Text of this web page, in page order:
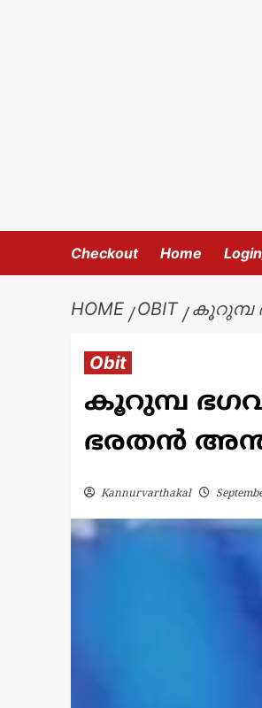
Checkout Home
HOME OBIT കൂറുമ്പ
Obit
കൂറുമ്പ
ഭരതൻ
Kannurvarthakal